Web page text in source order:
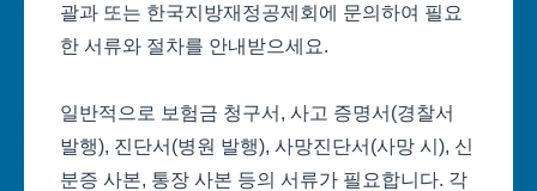
괄과 또는 한국지방재정공제회에 문의하여 필요
한 서류와 절차를 안내받으세요.
일반적으로 보험금 청구서, 사고 증명서(경찰서
발행), 진단서(병원 발행), 사망진단서(사망 시), 신
분증 사본, 통장 사본 등의 서류가 필요합니다. 각